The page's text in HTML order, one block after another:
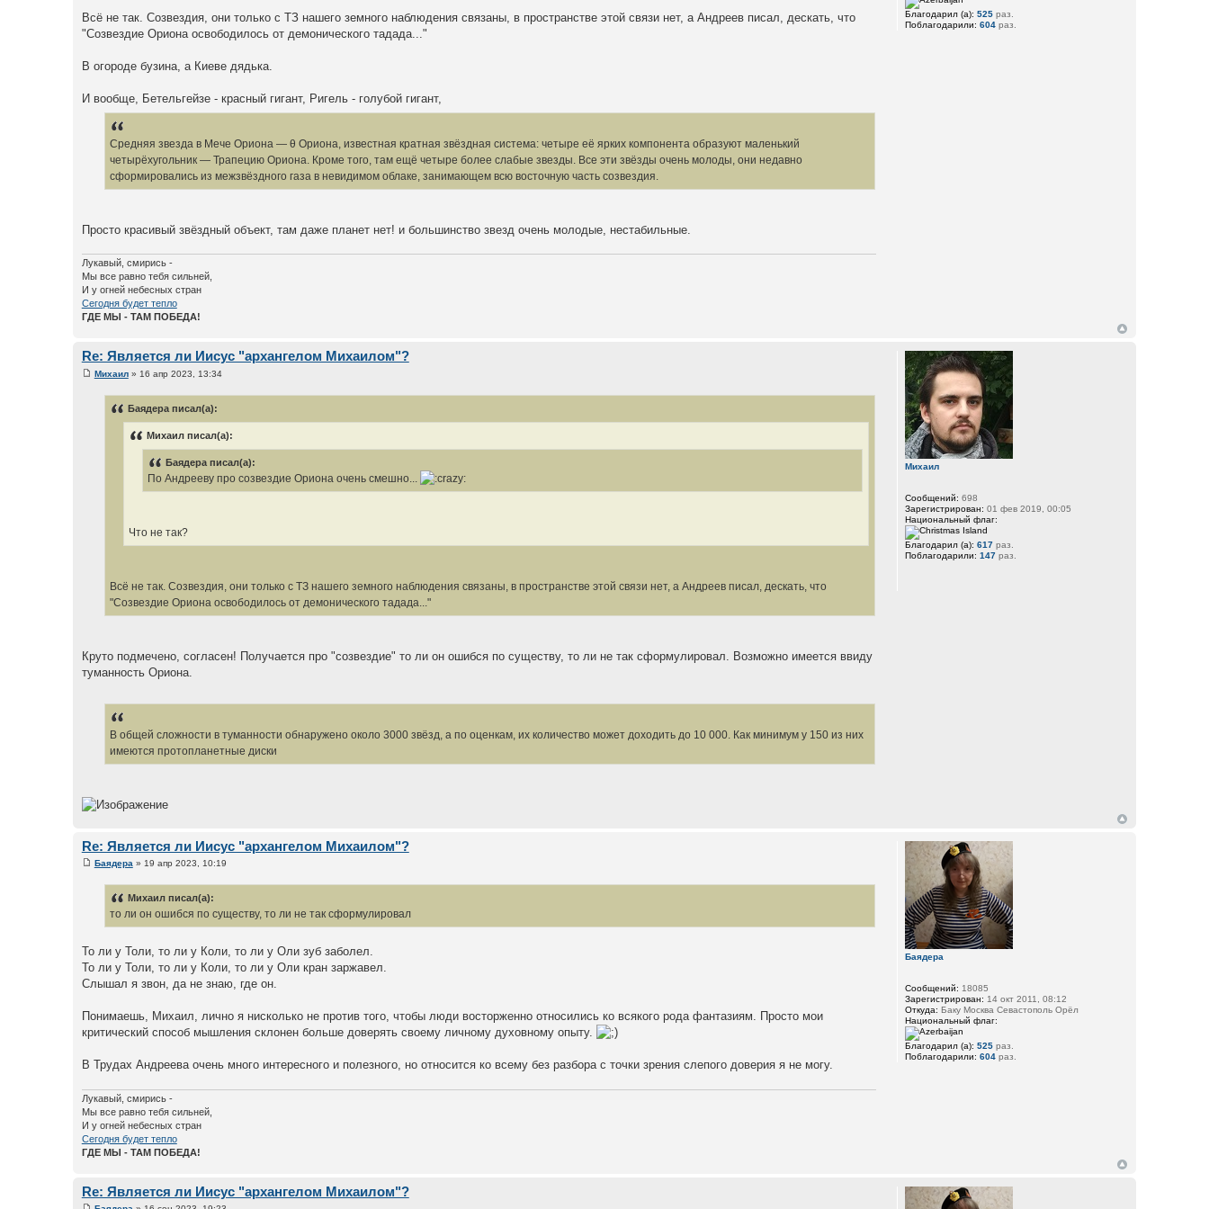
Всё не так. Созвездия, они только с ТЗ нашего земного наблюдения связаны, в пространстве этой связи нет, а Андреев писал, дескать, что
"Созвездие Ориона освободилось от демонического тадада..."
В огороде бузина, а Киеве дядька.
И вообще, Бетельгейзе - красный гигант, Ригель - голубой гигант,
Средняя звезда в Мече Ориона — θ Ориона, известная кратная звёздная система: четыре её ярких компонента образуют маленький
четырёхугольник — Трапецию Ориона. Кроме того, там ещё четыре более слабые звезды. Все эти звёзды очень молоды, они недавно
сформировались из межзвёздного газа в невидимом облаке, занимающем всю восточную часть созвездия.
Просто красивый звёздный объект, там даже планет нет! и большинство звезд очень молодые, нестабильные.
Лукавый, смирись -
Мы все равно тебя сильней,
И у огней небесных стран
Сегодня будет тепло
ГДЕ МЫ - ТАМ ПОБЕДА!
Благодарил (а): 525раз.
Поблагодарили: 604раз.
Re: Является ли Иисус "архангелом Михаилом"?
Михаил» 16 апр 2023, 13:34
Баядера писал(а):
Михаил писал(а):
Баядера писал(а):
По Андрееву про созвездие Ориона очень смешно...
Что не так?
Всё не так. Созвездия, они только с ТЗ нашего земного наблюдения связаны, в пространстве этой связи нет, а Андреев писал, дескать, что
"Созвездие Ориона освободилось от демонического тадада..."
Круто подмечено, согласен! Получается про "созвездие" то ли он ошибся по существу, то ли не так сформулировал. Возможно имеется ввиду
туманность Ориона.
В общей сложности в туманности обнаружено около 3000 звёзд, а по оценкам, их количество может доходить до 10 000. Как минимум у 150 из них
имеются протопланетные диски
Михаил
Сообщений: 698
Зарегистрирован: 01 фев 2019, 00:05
Национальный флаг:
Благодарил (а): 617раз.
Поблагодарили: 147раз.
Re: Является ли Иисус "архангелом Михаилом"?
Баядера » 19 апр 2023, 10:19
Михаил писал(а):
то ли он ошибся по существу, то ли не так сформулировал
То ли у Толи, то ли у Коли, то ли у Оли зуб заболел.
То ли у Толи, то ли у Коли, то ли у Оли кран заржавел.
Слышал я звон, да не знаю, где он.
Понимаешь, Михаил, лично я нисколько не против того, чтобы люди восторженно относились ко всякого рода фантазиям. Просто мои
критический способ мышления склонен больше доверять своему личному духовному опыту.
В Трудах Андреева очень много интересного и полезного, но относится ко всему без разбора с точки зрения слепого доверия я не могу.
Лукавый, смирись -
Мы все равно тебя сильней,
И у огней небесных стран
Сегодня будет тепло
ГДЕ МЫ - ТАМ ПОБЕДА!
Баядера
Сообщений: 18085
Зарегистрирован: 14 окт 2011, 08:12
Откуда: Баку Москва Севастополь Орёл
Национальный флаг:
Благодарил (а): 525раз.
Поблагодарили: 604раз.
Re: Является ли Иисус "архангелом Михаилом"?